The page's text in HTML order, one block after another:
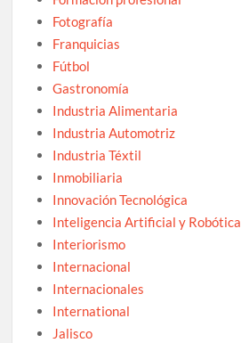
Fotografía
Franquicias
Fútbol
Gastronomía
Industria Alimentaria
Industria Automotriz
Industria Téxtil
Inmobiliaria
Innovación Tecnológica
Inteligencia Artificial y Robótica
Interiorismo
Internacional
Internacionales
International
Jalisco